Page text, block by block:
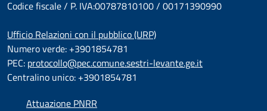
Codice fiscale / P. IVA:00787810100 / 00171390990
Ufficio Relazioni con il pubblico (URP)
Numero verde: +3901854781
PEC: protocollo@pec.comune.sestri-levante.ge.it
Centralino unico: +3901854781
Attuazione PNRR